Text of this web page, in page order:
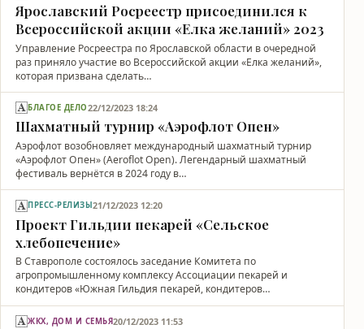
Ярославский Росреестр присоединился к
Всероссийской акции «Елка желаний» 2023
Управление Росреестра по Ярославской области в очередной
раз приняло участие во Всероссийской акции «Елка желаний»,
которая призвана сделать…
БЛАГОЕ ДЕЛО22/12/2023 18:24
Шахматный турнир «Аэрофлот Опен»
Аэрофлот возобновляет международный шахматный турнир
«Аэрофлот Опен» (Aeroflot Open). Легендарный шахматный
фестиваль вернётся в 2024 году в…
ПРЕСС-РЕЛИЗЫ21/12/2023 12:20
Проект Гильдии пекарей «Сельское
хлебопечение»
В Ставрополе состоялось заседание Комитета по
агропромышленному комплексу Ассоциации пекарей и
кондитеров «Южная Гильдия пекарей, кондитеров…
ЖКХ, ДОМ И СЕМЬЯ20/12/2023 11:53